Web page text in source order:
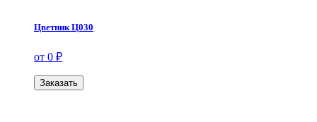
Цветник Ц030
от 0 ₽
Заказать